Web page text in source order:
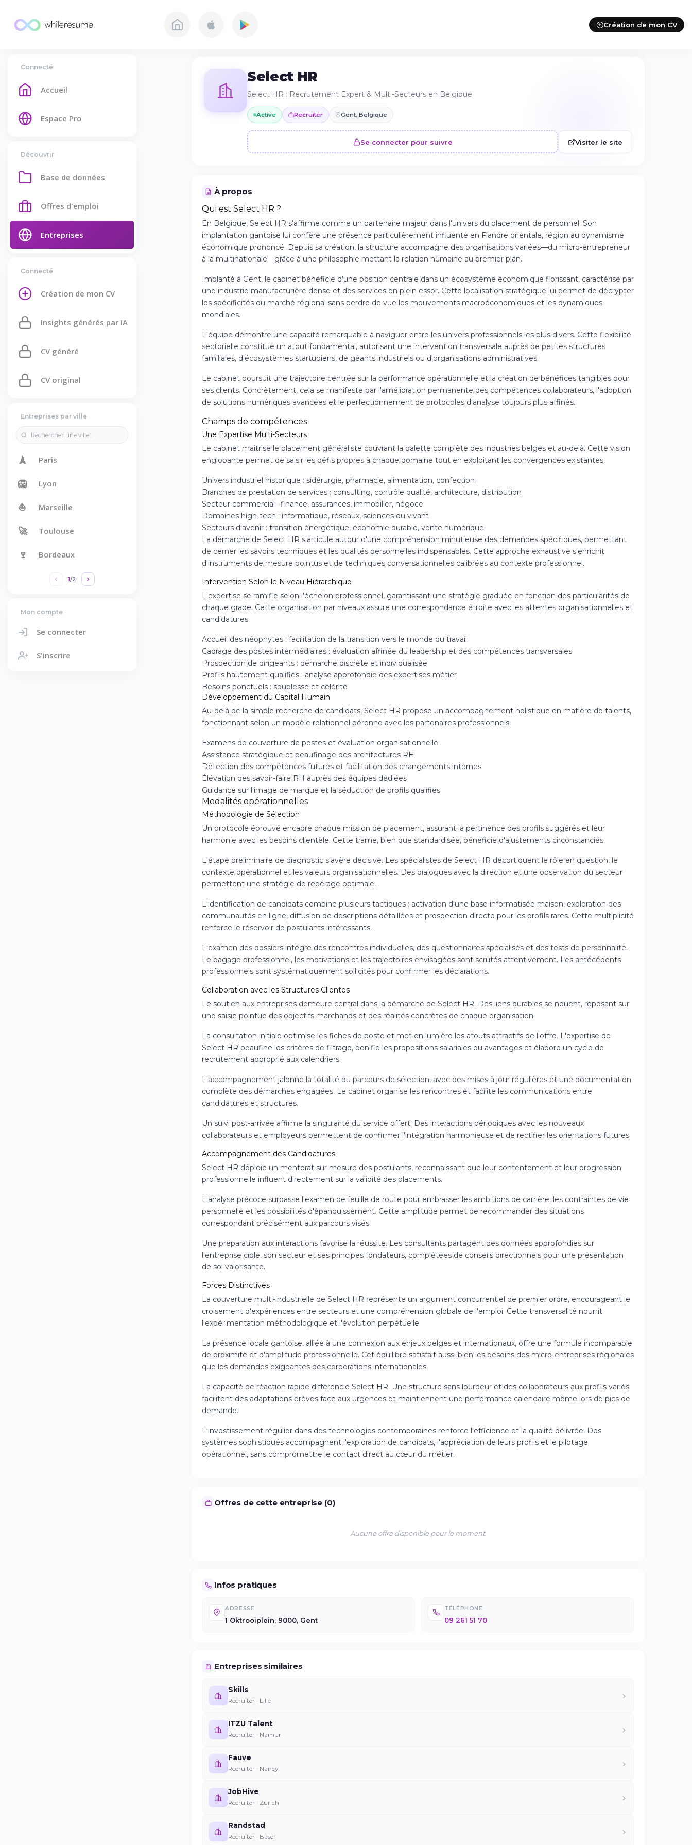
Création de mon CV
Connecté
Accueil
Espace Pro
Découvrir
Base de données
Offres d'emploi
Entreprises
Connecté
Création de mon CV
Insights générés par IA
CV généré
CV original
Entreprises par ville
🗼 Paris
🦁 Lyon
⛵ Marseille
🚀 Toulouse
🍷 Bordeaux
1/2
Mon compte
Se connecter
S'inscrire
Select HR
Select HR : Recrutement Expert & Multi-Secteurs en Belgique
Active Recruiter Gent, Belgique
Se connecter pour suivre Visiter le site
À propos
Qui est Select HR ?
En Belgique, Select HR s'affirme comme un partenaire majeur dans l'univers du placement de personnel. Son
implantation gantoise lui confère une présence particulièrement influente en Flandre orientale, région au dynamisme
économique prononcé. Depuis sa création, la structure accompagne des organisations variées—du micro-entrepreneur
à la multinationale—grâce à une philosophie mettant la relation humaine au premier plan.
Implanté à Gent, le cabinet bénéficie d'une position centrale dans un écosystème économique florissant, caractérisé par
une industrie manufacturière dense et des services en plein essor. Cette localisation stratégique lui permet de décrypter
les spécificités du marché régional sans perdre de vue les mouvements macroéconomiques et les dynamiques
mondiales.
L'équipe démontre une capacité remarquable à naviguer entre les univers professionnels les plus divers. Cette flexibilité
sectorielle constitue un atout fondamental, autorisant une intervention transversale auprès de petites structures
familiales, d'écosystèmes startupiens, de géants industriels ou d'organisations administratives.
Le cabinet poursuit une trajectoire centrée sur la performance opérationnelle et la création de bénéfices tangibles pour
ses clients. Concrètement, cela se manifeste par l'amélioration permanente des compétences collaborateurs, l'adoption
de solutions numériques avancées et le perfectionnement de protocoles d'analyse toujours plus affinés.
Champs de compétences
Une Expertise Multi-Secteurs
Le cabinet maîtrise le placement généraliste couvrant la palette complète des industries belges et au-delà. Cette vision
englobante permet de saisir les défis propres à chaque domaine tout en exploitant les convergences existantes.
Univers industriel historique : sidérurgie, pharmacie, alimentation, confection
Branches de prestation de services : consulting, contrôle qualité, architecture, distribution
Secteur commercial : finance, assurances, immobilier, négoce
Domaines high-tech : informatique, réseaux, sciences du vivant
Secteurs d'avenir : transition énergétique, économie durable, vente numérique
La démarche de Select HR s'articule autour d'une compréhension minutieuse des demandes spécifiques, permettant
de cerner les savoirs techniques et les qualités personnelles indispensables. Cette approche exhaustive s'enrichit
d'instruments de mesure pointus et de techniques conversationnelles calibrées au contexte professionnel.
Intervention Selon le Niveau Hiérarchique
L'expertise se ramifie selon l'échelon professionnel, garantissant une stratégie graduée en fonction des particularités de
chaque grade. Cette organisation par niveaux assure une correspondance étroite avec les attentes organisationnelles et
candidatures.
Accueil des néophytes : facilitation de la transition vers le monde du travail
Cadrage des postes intermédiaires : évaluation affinée du leadership et des compétences transversales
Prospection de dirigeants : démarche discrète et individualisée
Profils hautement qualifiés : analyse approfondie des expertises métier
Besoins ponctuels : souplesse et célérité
Développement du Capital Humain
Au-delà de la simple recherche de candidats, Select HR propose un accompagnement holistique en matière de talents,
fonctionnant selon un modèle relationnel pérenne avec les partenaires professionnels.
Examens de couverture de postes et évaluation organisationnelle
Assistance stratégique et peaufinage des architectures RH
Détection des compétences futures et facilitation des changements internes
Élévation des savoir-faire RH auprès des équipes dédiées
Guidance sur l'image de marque et la séduction de profils qualifiés
Modalités opérationnelles
Méthodologie de Sélection
Un protocole éprouvé encadre chaque mission de placement, assurant la pertinence des profils suggérés et leur
harmonie avec les besoins clientèle. Cette trame, bien que standardisée, bénéficie d'ajustements circonstanciés.
L'étape préliminaire de diagnostic s'avère décisive. Les spécialistes de Select HR décortiquent le rôle en question, le
contexte opérationnel et les valeurs organisationnelles. Des dialogues avec la direction et une observation du secteur
permettent une stratégie de repérage optimale.
L'identification de candidats combine plusieurs tactiques : activation d'une base informatisée maison, exploration des
communautés en ligne, diffusion de descriptions détaillées et prospection directe pour les profils rares. Cette multiplicité
renforce le réservoir de postulants intéressants.
L'examen des dossiers intègre des rencontres individuelles, des questionnaires spécialisés et des tests de personnalité.
Le bagage professionnel, les motivations et les trajectoires envisagées sont scrutés attentivement. Les antécédents
professionnels sont systématiquement sollicités pour confirmer les déclarations.
Collaboration avec les Structures Clientes
Le soutien aux entreprises demeure central dans la démarche de Select HR. Des liens durables se nouent, reposant sur
une saisie pointue des objectifs marchands et des réalités concrètes de chaque organisation.
La consultation initiale optimise les fiches de poste et met en lumière les atouts attractifs de l'offre. L'expertise de
Select HR peaufine les critères de filtrage, bonifie les propositions salariales ou avantages et élabore un cycle de
recrutement approprié aux calendriers.
L'accompagnement jalonne la totalité du parcours de sélection, avec des mises à jour régulières et une documentation
complète des démarches engagées. Le cabinet organise les rencontres et facilite les communications entre
candidatures et structures.
Un suivi post-arrivée affirme la singularité du service offert. Des interactions périodiques avec les nouveaux
collaborateurs et employeurs permettent de confirmer l'intégration harmonieuse et de rectifier les orientations futures.
Accompagnement des Candidatures
Select HR déploie un mentorat sur mesure des postulants, reconnaissant que leur contentement et leur progression
professionnelle influent directement sur la validité des placements.
L'analyse précoce surpasse l'examen de feuille de route pour embrasser les ambitions de carrière, les contraintes de vie
personnelle et les possibilités d'épanouissement. Cette amplitude permet de recommander des situations
correspondant précisément aux parcours visés.
Une préparation aux interactions favorise la réussite. Les consultants partagent des données approfondies sur
l'entreprise cible, son secteur et ses principes fondateurs, complétées de conseils directionnels pour une présentation
de soi valorisante.
Forces Distinctives
La couverture multi-industrielle de Select HR représente un argument concurrentiel de premier ordre, encourageant le
croisement d'expériences entre secteurs et une compréhension globale de l'emploi. Cette transversalité nourrit
l'expérimentation méthodologique et l'évolution perpétuelle.
La présence locale gantoise, alliée à une connexion aux enjeux belges et internationaux, offre une formule incomparable
de proximité et d'amplitude professionnelle. Cet équilibre satisfait aussi bien les besoins des micro-entreprises régionales
que les demandes exigeantes des corporations internationales.
La capacité de réaction rapide différencie Select HR. Une structure sans lourdeur et des collaborateurs aux profils variés
facilitent des adaptations brèves face aux urgences et maintiennent une performance calendaire même lors de pics de
demande.
L'investissement régulier dans des technologies contemporaines renforce l'efficience et la qualité délivrée. Des
systèmes sophistiqués accompagnent l'exploration de candidats, l'appréciation de leurs profils et le pilotage
opérationnel, sans compromettre le contact direct au cœur du métier.
Offres de cette entreprise (0)
Aucune offre disponible pour le moment.
Infos pratiques
ADRESSE
1 Oktrooiplein, 9000, Gent
TÉLÉPHONE
09 261 51 70
Entreprises similaires
Skills
Recruiter · Lille
ITZU Talent
Recruiter · Namur
Fauve
Recruiter · Nancy
JobHive
Recruiter · Zürich
Randstad
Recruiter · Basel